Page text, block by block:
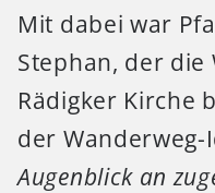
Mit dabei war
Stephan, der
Rädigker Kirche
der
Augenblick an